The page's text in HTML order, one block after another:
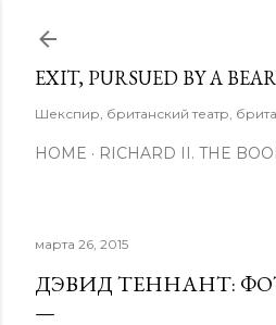
EXIT, PURSUED BY A BEAR
Шекспир, британский театр,
HOME RICHARD II. THE
марта 26, 2015
ДЭВИД ТЕННАНТ: